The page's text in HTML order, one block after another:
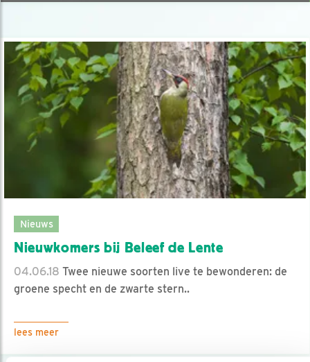
Nieuws
Nieuwkomers bij Beleef de Lente
04.06.18 Twee nieuwe soorten live te bewonderen: de
groene specht en de zwarte stern..
lees meer